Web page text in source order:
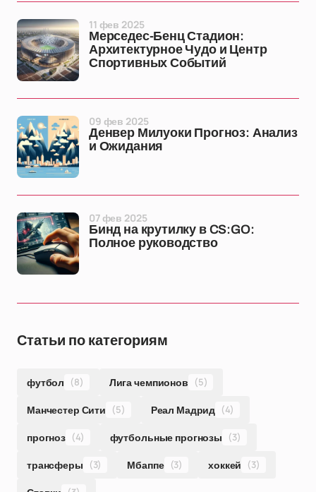
Мерседес-Бенц Стадион:
Архитектурное Чудо и Центр
Спортивных Событий
11 фев 2025
Денвер Милуоки Прогноз: Анализ
и Ожидания
09 фев 2025
Бинд на крутилку в CS:GO:
Полное руководство
07 фев 2025
Статьи по категориям
футбол (8) Лига чемпионов (5)
Манчестер Сити (5) Реал Мадрид (4)
прогноз (4) футбольные прогнозы (3)
трансферы (3) Мбаппе (3) хоккей (3)